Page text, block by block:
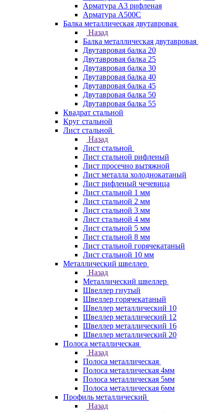
Арматура А3 рифленая
Арматура А500С
Балка металлическая двутавровая
Назад
Балка металлическая двутавровая
Двутавровая балка 20
Двутавровая балка 25
Двутавровая балка 30
Двутавровая балка 40
Двутавровая балка 45
Двутавровая балка 50
Двутавровая балка 55
Квадрат стальной
Круг стальной
Лист стальной
Назад
Лист стальной
Лист стальной рифленый
Лист просечно вытяжной
Лист металла холоднокатаный
Лист рифленый чечевица
Лист стальной 1 мм
Лист стальной 2 мм
Лист стальной 3 мм
Лист стальной 4 мм
Лист стальной 5 мм
Лист стальной 8 мм
Лист стальной горячекатаный
Лист стальной 10 мм
Металлический швеллер
Назад
Металлический швеллер
Швеллер гнутый
Швеллер горячекатаный
Швеллер металлический 10
Швеллер металлический 12
Швеллер металлический 16
Швеллер металлический 20
Полоса металлическая
Назад
Полоса металлическая
Полоса металлическая 4мм
Полоса металлическая 5мм
Полоса металлическая 6мм
Профиль металлический
Назад